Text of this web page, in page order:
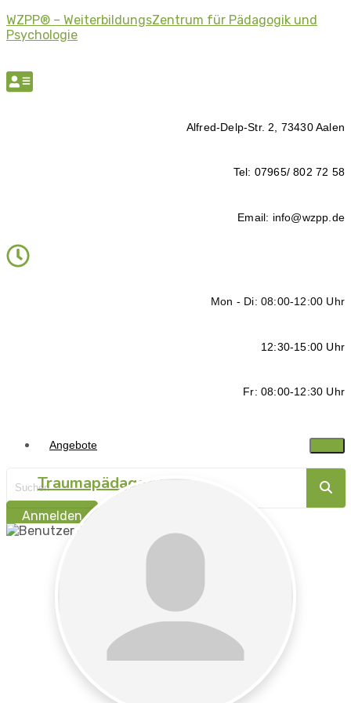
WZPP® – WeiterbildungsZentrum für Pädagogik und
Psychologie
Alfred-Delp-Str. 2, 73430 Aalen
Tel: 07965/ 802 72 58
Email: info@wzpp.de
Mon - Di: 08:00-12:00 Uhr
12:30-15:00 Uhr
Fr: 08:00-12:30 Uhr
Angebote
Traumapädagogik
Traumasensibel
Ressorcen stärken
Traumapädagogik
Anmelden